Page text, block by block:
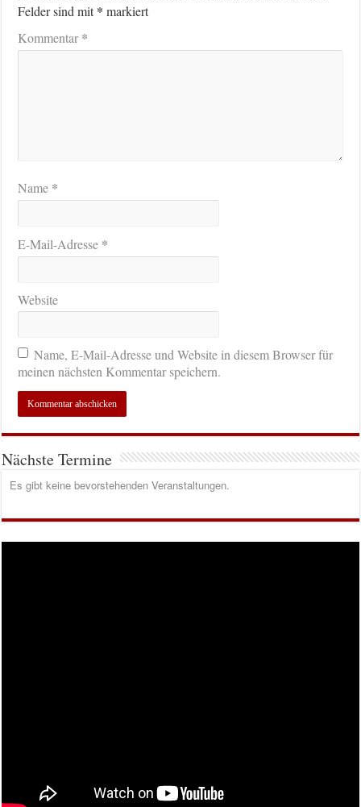
Felder sind mit* markiert
Kommentar*
Name *
E-Mail-Adresse *
Website
Name, E-Mail-Adresse und Website in diesem Browser für
meinen nächsten Kommentar speichern.
Nächste Termine
Es gibt keine bevorstehenden Veranstaltungen.